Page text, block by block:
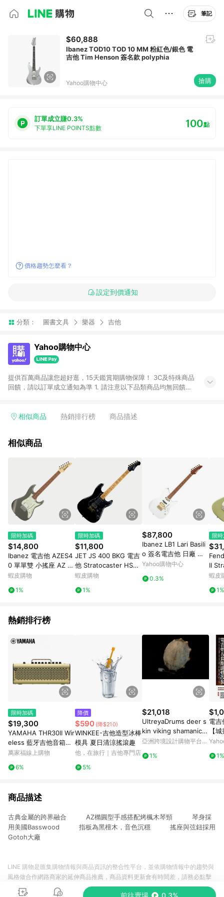
筆記
$60,888
Ibanez TOD10 TOD 10 MM 粉紅色/銀色 電
吉他 Tim Henson 簽名款 polyphia
Yahoo購物中心 搶購
訂單成立賺0.3%
下單享LINE POINTS點數 100點
價格趨勢怎麼看？
設定到價通知
分類： 圖書文具 樂器 吉他
Yahoo購物中心
提供百萬商品讓您超好逛，15天鑑賞期購物保障！ 3C及特殊商品
回饋，請以訂單成立通知為準 1. 請注意以下品類商品均無回饋：
電玩/遊戲/相機/單眼/鏡頭/拍立得 [2024/6/1起適用] -內接硬
的購回饋活動享Yahoo超贈點回饋者 - 購物中心商店之商品：商
3. 訂單回饋金額將扣除運費/購物金/超贈點/福利金/紅利折抵/折
價券等虛擬貨幣折抵 4. 大宗採購或批發轉賣不具回饋資格： 如
有相關事證認定您為大宗採購、批發轉賣而非最終消費使用者，
相關認定以Yahoo購物中心之認定為準
相似商品 熱銷排行榜 商品描述
相似商品
限時加碼
$14,800
Ibanez 電吉他 AZES4
0 單單雙 小搖座 AZ Es
sentials 初學推薦 鎢灰
蝦皮購物
1%
限時加碼
$11,800
JET JS 400 BKG 電吉
他 Stratocaster HSS
黑金色 小搖座【黃石樂
蝦皮購物
1%
$87,800
Ibanez LB1 Lari Basili
o 簽名電吉他 日廠 白
色款
Yahoo購物中心
0.3%
限
II
指板
蝦皮
1%
熱銷排行榜
限時加碼
$19,300
YAMAHA THR30II Wir
eless 藍牙吉他音箱
【敦煌樂器】
萬家福線上購物
6%
降價
$590 (降$210)
WINKEE-吉他造型冰棒
模具 夏日清涼搖滾趣
他，在旅行｜吉他專門店
5%
$21,018
UltreyaDrums deer s
kin viking shamanic d
rum medicine sacred
亞洲跨境設計購物平台
1%
電吉
【
1%
商品描述
古典金屬的跨界融合 AZ橢圓型手感搭配烤楓木琴頸 琴身採
用美國Basswood 指板為黑檀木，音色沉穩 搖座與弦鈕採用
Gotoh大廠
前往賣場 0.3%
LINE 購物是匯集購物情報與商品資訊的整合性平台，並依購物情報中的趨勢與
風格做合作網路商家的延伸商品推薦，商品資料更新會有時間差，請務必點擊
商品至各合作網路商家，確認現售價與購物條件，一切資訊以合作廠商網頁為